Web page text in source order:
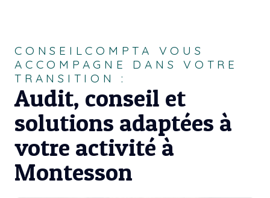
CONSEILCOMPTA VOUS
ACCOMPAGNE DANS VOTRE
TRANSITION :
Audit, conseil et
solutions adaptées à
votre activité à
Montesson